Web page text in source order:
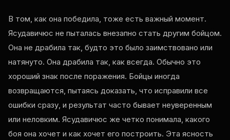
В том, как она победила, тоже есть важный момент.
Ясудавичюс не пыталась внезапно стать другим бойцом.
Она не драбила так, будто это было заимствовано или
натянуто. Она драбила так, как всегда. Обычно это
хороший знак после поражения. Бойцы иногда
возвращаются, пытаясь доказать, что исправили все
ошибки сразу, и результат часто бывает неуверенным
или неловким. Ясудавичюс же четко понимала, какого
боя она хочет и как хочет его построить. Эта ясность